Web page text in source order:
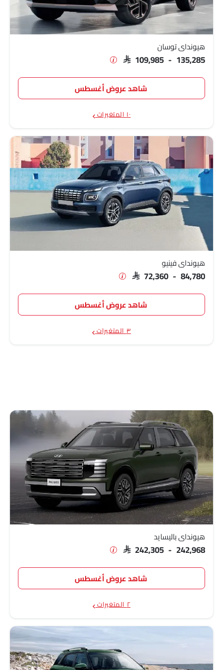
هيونداي توسان
SAR 109,985 - 135,285
شاهد عروض أغسطس
١٠ المتغيرات
هيونداي فينيو
SAR 72,360 - 84,780
شاهد عروض أغسطس
٣ المتغيرات
هيونداي باليسايد
SAR 242,305 - 242,968
شاهد عروض أغسطس
٢ المتغيرات